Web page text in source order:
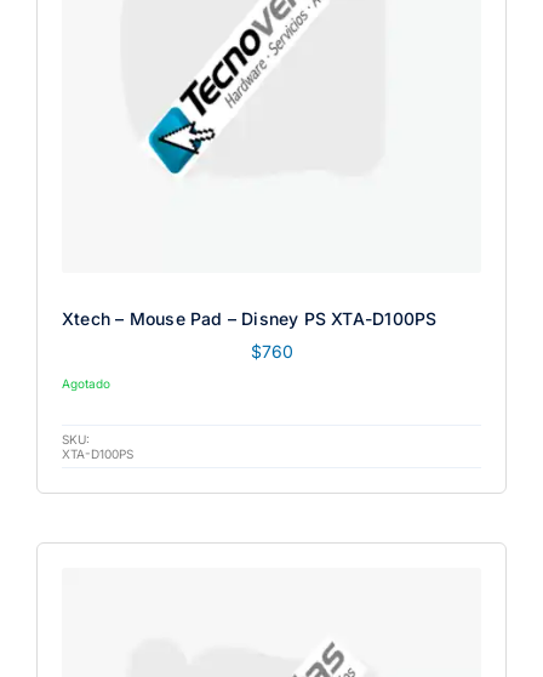
Xtech – Mouse Pad – Disney PS XTA-D100PS
$760
Agotado
SKU:
XTA-D100PS